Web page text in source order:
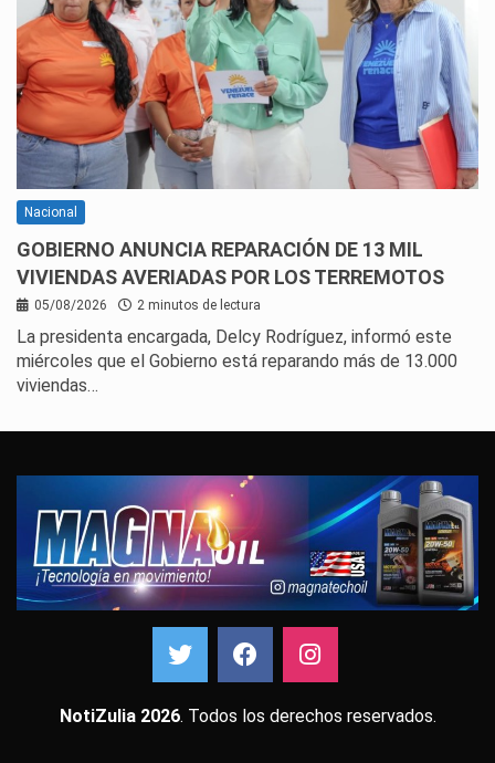
Nacional
GOBIERNO ANUNCIA REPARACIÓN DE 13 MIL
VIVIENDAS AVERIADAS POR LOS TERREMOTOS
05/08/2026 2 minutos de lectura
La presidenta encargada, Delcy Rodríguez, informó este
miércoles que el Gobierno está reparando más de 13.000
viviendas…
NotiZulia 2026. Todos los derechos reservados.